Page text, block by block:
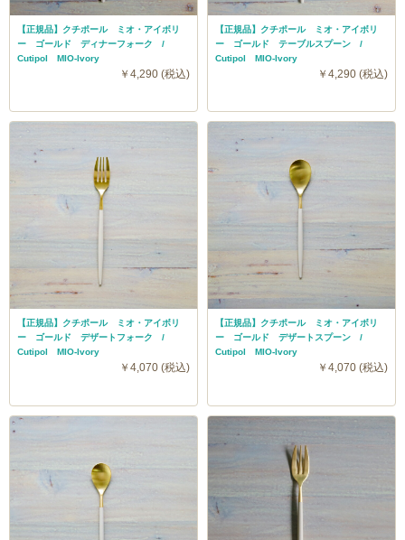
【正規品】クチポール ミオ・アイボリ
ー ゴールド ディナーフォーク /
Cutipol MIO-Ivory
￥4,290 (税込)
【正規品】クチポール ミオ・アイボリ
ー ゴールド テーブルスプーン /
Cutipol MIO-Ivory
￥4,290 (税込)
【正規品】クチポール ミオ・アイボリ
ー ゴールド デザートフォーク /
Cutipol MIO-Ivory
￥4,070 (税込)
【正規品】クチポール ミオ・アイボリ
ー ゴールド デザートスプーン /
Cutipol MIO-Ivory
￥4,070 (税込)